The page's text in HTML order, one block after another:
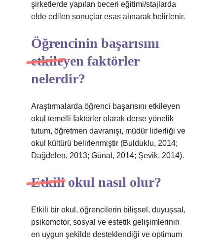
şirketlerde yapılan beceri eğitimi/stajlarda
elde edilen sonuçlar esas alınarak belirlenir.
Öğrencinin başarısını
etkileyen faktörler
nelerdir?
Araştırmalarda öğrenci başarısını etkileyen
okul temelli faktörler olarak derse yönelik
tutum, öğretmen davranışı, müdür liderliği ve
okul kültürü belirlenmiştir (Bulduklu, 2014;
Dağdelen, 2013; Günal, 2014; Şevik, 2014).
Etkili okul nasıl olur?
Etkili bir okul, öğrencilerin bilişsel, duyuşsal,
psikomotor, sosyal ve estetik gelişimlerinin
en uygun şekilde desteklendiği ve optimum